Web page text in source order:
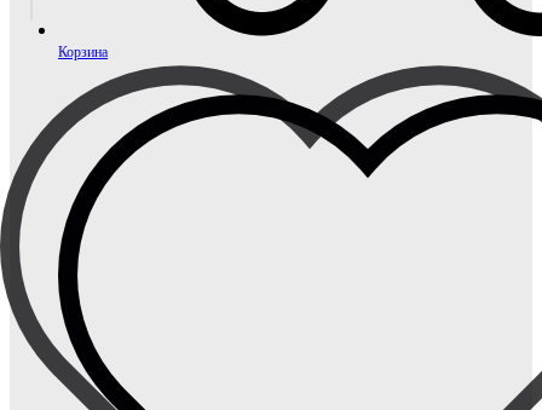
Корзина